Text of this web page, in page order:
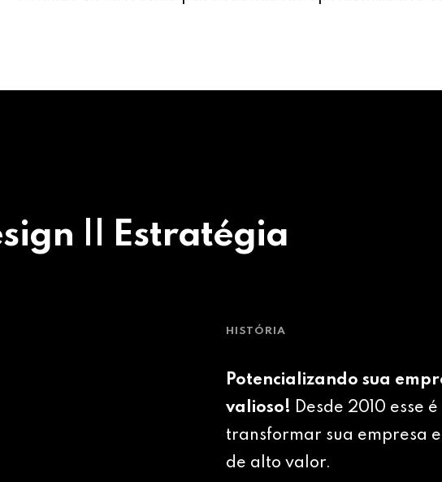
|| Estratégia
HISTÓRIA
Potencializando sua
valioso! Desde 2010 esse
transformar sua empresa
de alto valor.